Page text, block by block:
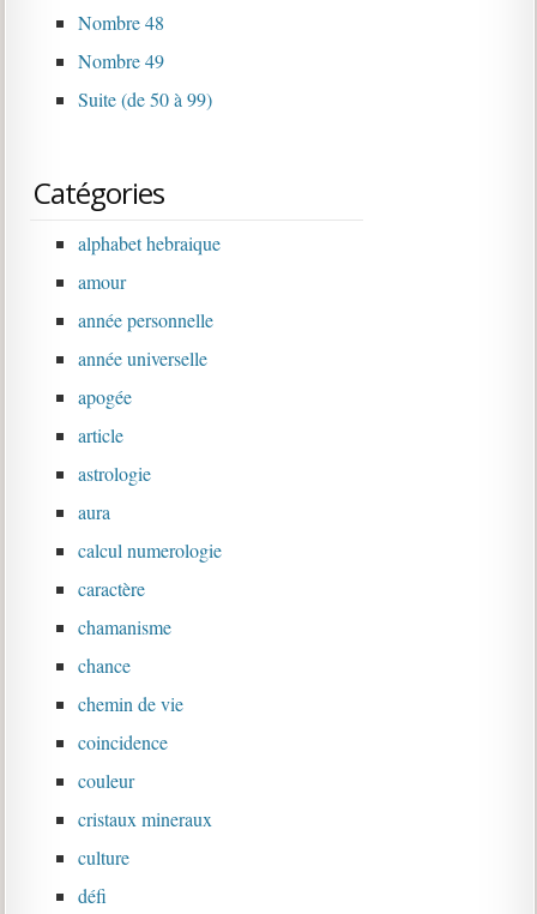
Nombre 48
Nombre 49
Suite (de 50 à 99)
Catégories
alphabet hebraique
amour
année personnelle
année universelle
apogée
article
astrologie
aura
calcul numerologie
caractère
chamanisme
chance
chemin de vie
coincidence
couleur
cristaux mineraux
culture
défi